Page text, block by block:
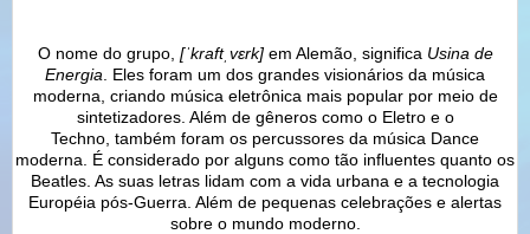
O nome do grupo, [ˈkraftˌvɛrk]em Alemão, significa Usina de
Energia . Eles foram um dos grandes visionários da música
moderna, criando música eletrônica mais popular por meio de
sintetizadores. Além de gêneros como o Eletro e o
Techno, também foram os percussores da música Dance
moderna. É considerado por alguns como tão influentes quanto os
Beatles. As suas letras lidam com a vida urbana e a tecnologia
Européia pós-Guerra. Além de pequenas celebrações e alertas
sobre o mundo moderno.